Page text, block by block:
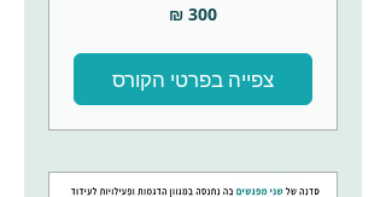
צפייה בפרטי הקורס